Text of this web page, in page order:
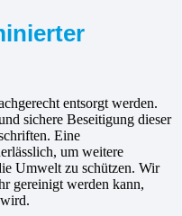
entsorgt werden.
sichere Beseitigung dieser
Eine
um weitere
Umwelt zu schützen. Wir
gereinigt werden kann,